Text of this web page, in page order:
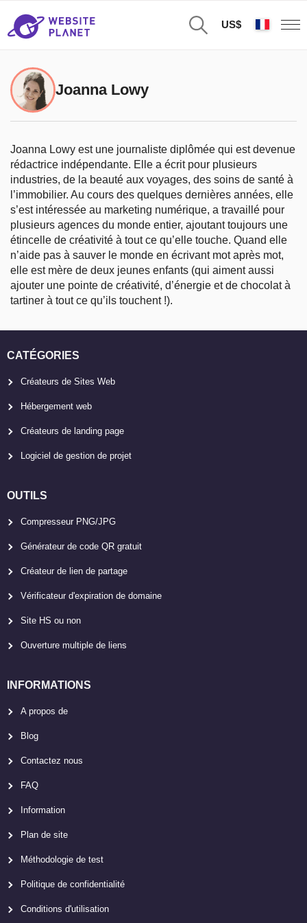
US$
Joanna Lowy
Joanna Lowy est une journaliste diplômée qui est devenue
rédactrice indépendante. Elle a écrit pour plusieurs
industries, de la beauté aux voyages, des soins de santé à
l’immobilier. Au cours des quelques dernières années, elle
s’est intéressée au marketing numérique, a travaillé pour
plusieurs agences du monde entier, ajoutant toujours une
étincelle de créativité à tout ce qu’elle touche. Quand elle
n’aide pas à sauver le monde en écrivant mot après mot,
elle est mère de deux jeunes enfants (qui aiment aussi
ajouter une pointe de créativité, d’énergie et de chocolat à
tartiner à tout ce qu’ils touchent !).
CATÉGORIES
Créateurs de Sites Web
Hébergement web
Créateurs de landing page
Logiciel de gestion de projet
OUTILS
Compresseur PNG/JPG
Générateur de code QR gratuit
Créateur de lien de partage
Vérificateur d'expiration de domaine
Site HS ou non
Ouverture multiple de liens
INFORMATIONS
A propos de
Blog
Contactez nous
FAQ
Information
Plan de site
Méthodologie de test
Politique de confidentialité
Conditions d'utilisation